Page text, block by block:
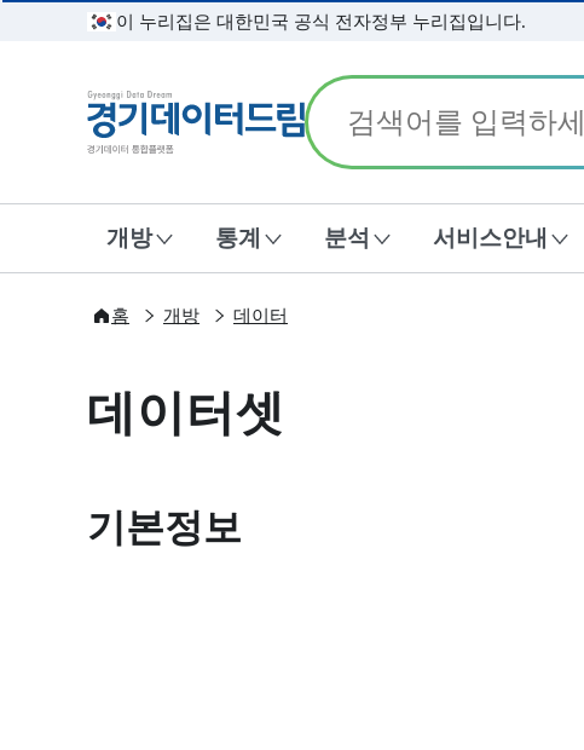
이 누리집은 대한민국 공식 전자정부 누리집입니다.
경기데이터드림
개방 통계 분석 서비스안내
홈 개방 데이터
데이터셋
기본정보